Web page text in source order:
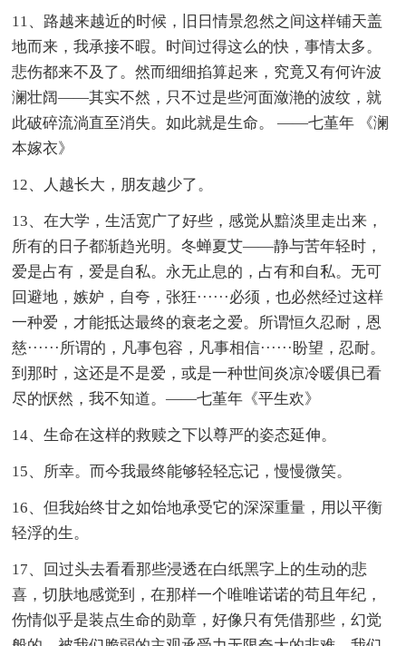
11、路越来越近的时候，旧日情景忽然之间这样铺天盖
地而来，我承接不暇。时间过得这么的快，事情太多。
悲伤都来不及了。然而细细掐算起来，究竟又有何许波
澜壮阔——其实不然，只不过是些河面潋滟的波纹，就
此破碎流淌直至消失。如此就是生命。 ——七堇年 《澜
本嫁衣》
12、人越长大，朋友越少了。
13、在大学，生活宽广了好些，感觉从黯淡里走出来，
所有的日子都渐趋光明。冬蝉夏艾——静与苦年轻时，
爱是占有，爱是自私。永无止息的，占有和自私。无可
回避地，嫉妒，自夸，张狂······必须，也必然经过这样
一种爱，才能抵达最终的衰老之爱。所谓恒久忍耐，恩
慈······所谓的，凡事包容，凡事相信······盼望，忍耐。
到那时，这还是不是爱，或是一种世间炎凉冷暖俱已看
尽的恹然，我不知道。——七堇年《平生欢》
14、生命在这样的救赎之下以尊严的姿态延伸。
15、所幸。而今我最终能够轻轻忘记，慢慢微笑。
16、但我始终甘之如饴地承受它的深深重量，用以平衡
轻浮的生。
17、回过头去看看那些浸透在白纸黑字上的生动的悲
喜，切肤地感觉到，在那样一个唯唯诺诺的苟且年纪，
伤情似乎是装点生命的勋章，好像只有凭借那些，幻觉